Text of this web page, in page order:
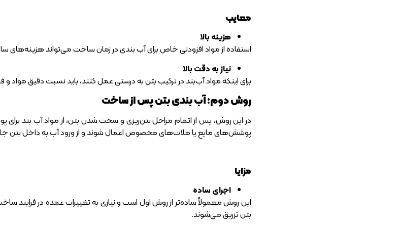
معایب
هزینه بالا
استفاده از مواد افزودنی خاص برای آب بندی در زمان ساخت می‌تواند هزینه‌های
نیاز به دقت بالا
برای اینکه مواد آب‌بند در ترکیب بتن به درستی عمل کنند، باید نسبت دقیق
روش دوم: آب بندی بتن پس از ساخت
در این روش، پس از اتمام مراحل بتن‌ریزی و سخت شدن بتن، از مواد آب بند
پوشش‌های مایع یا ملات‌های مخصوص اعمال شوند و از ورود آب به داخل بتن
مزایا
اجرای ساده
این روش معمولاً ساده‌تر از روش اول است و نیازی به تغییرات عمده در فرایند
بتن تزریق می‌شوند.